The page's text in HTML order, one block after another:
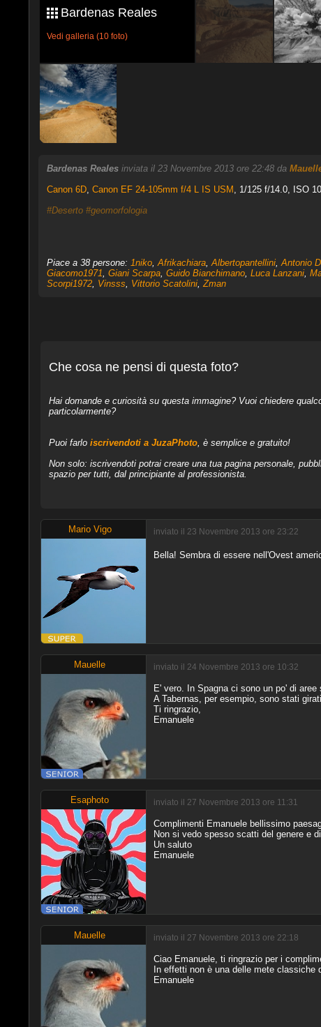
Bardenas Reales
Vedi galleria (10 foto)
Bardenas Reales inviata il 23 Novembre 2013 ore 22:48 da
Canon 6D, Canon EF 24-105mm f/4 L IS USM , 1/125 f/14.0, ISO
#Deserto #geomorfologia
Piace a 38 persone: 1niko,Afrikachiara,Albertopantellini,Antonio
Giacomo1971, Giani Scarpa, Guido Bianchimano, Luca Lanzani,
Scorpi1972, Vinsss, Vittorio Scatolini,Zman
Che cosa ne pensi di questa foto?
Hai domande e curiosità su questa immagine? Vuoi chiedere
particolarmente?
Puoi farlo iscrivendoti a JuzaPhoto, è semplice e gratuito!
Non solo: iscrivendoti potrai creare una tua pagina personale,
spazio per tutti, dal principiante al professionista.
Mario Vigo inviato il 23 Novembre 2013 ore 23:22
Bella! Sembra di essere nell'Ovest
Mauelle inviato il 24 Novembre 2013 ore 10:32
E' vero. In Spagna ci sono un po' di
A Tabernas, per esempio, sono stati
Ti ringrazio,
Emanuele
Esaphoto inviato il 27 Novembre 2013 ore 11:31
Complimenti Emanuele bellissimo
Non si vedo spesso scatti del genere e
Un saluto
Emanuele
Mauelle inviato il 27 Novembre 2013 ore 22:18
Ciao Emanuele, ti ringrazio per i
In effetti non è una delle mete
Emanuele